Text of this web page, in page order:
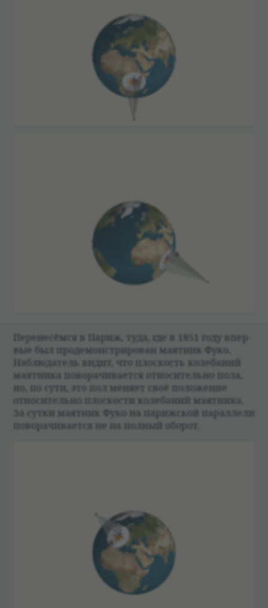
Пере­не­сёмся в Париж, туда, где в 1851 году впер­
вые был про­де­мон­стри­ро­ван маят­ник Фуко.
Наблю­да­тель видит, что плос­кость коле­ба­ний
маят­ника пово­ра­чи­ва­ется отно­си­тельно пола,
но, по сути, это пол меняет своё положе­ние
отно­си­тельно плос­ко­сти коле­ба­ний маят­ника.
За сутки маят­ник Фуко на париж­ской парал­лели
пово­ра­чи­ва­ется не на пол­ный обо­рот.